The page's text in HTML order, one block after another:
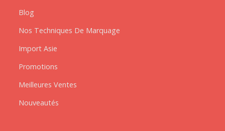
Blog
Nos Techniques De Marquage
Import Asie
Promotions
Meilleures Ventes
Nouveautés